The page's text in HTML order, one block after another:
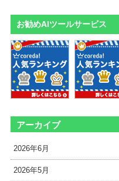
お勧めAIツールサービス
アーカイブ
2026年6月
2026年5月